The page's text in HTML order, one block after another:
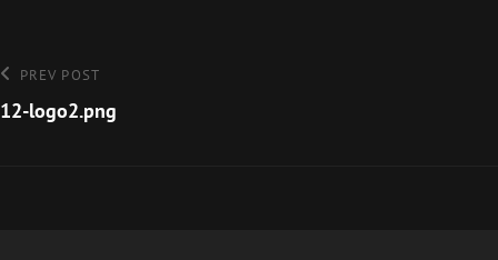
Bejegyzés
navigáció
Previous
Post
PREV POST
12-logo2.png